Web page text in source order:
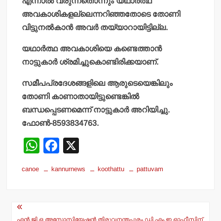
അവകാശികളല്ലെന്നറിഞ്ഞതോടെ തോണി
വിട്ടുനല്‍കാന്‍ അവര്‍ തയ്യാറായിട്ടില്ല.
യഥാര്‍ത്ഥ അവകാശിയെ കണ്ടെത്താന്‍
നാട്ടുകാര്‍ ശ്രമിച്ചുകൊണ്ടിരിക്കയാണ്.
സമീപപ്രദേശങ്ങളിലെ ആരുടെയെങ്കിലും
തോണി കാണാതായിട്ടുണ്ടെങ്കില്‍
ബന്ധപ്പെടണമെന്ന് നാട്ടുകാര്‍ അറിയിച്ചു.
ഫോണ്‍-8593834763.
W
at
F
c
canoe kannurnews koothattu pattuvam
Post
എന്‍.ജി.ഒ അസോസിയേഷന്‍ തിരുവനന്തപുരം ഡി.എം.ഇ ഓഫീസിന്